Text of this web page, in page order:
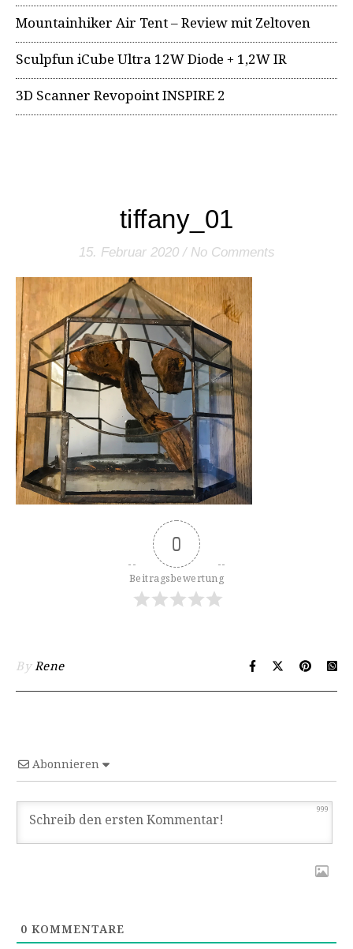
Mountainhiker Air Tent – Review mit Zeltoven
Sculpfun iCube Ultra 12W Diode + 1,2W IR
3D Scanner Revopoint INSPIRE 2
tiffany_01
15. Februar 2020 / No Comments
0
Beitragsbewertung
ByRene
Abonnieren
999
0 KOMMENTARE